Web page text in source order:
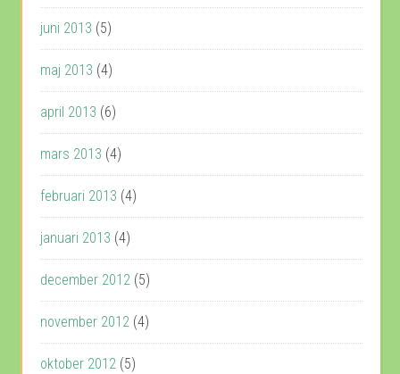
juni 2013 (5)
maj 2013 (4)
april 2013 (6)
mars 2013 (4)
februari 2013 (4)
januari 2013 (4)
december 2012 (5)
november 2012 (4)
oktober 2012 (5)